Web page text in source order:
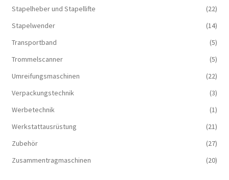
Stapelheber und Stapellifte
(22)
Stapelwender
(14)
Transportband
(5)
Trommelscanner
(5)
Umreifungsmaschinen
(22)
Verpackungstechnik
(3)
Werbetechnik
(1)
Werkstattausrüstung
(21)
Zubehör
(27)
Zusammentragmaschinen
(20)